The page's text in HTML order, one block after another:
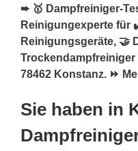
➨ 🥇 Dampfreiniger-
Reinigungexperte für
Reinigungsgeräte, 🤝
78462 Konstanz. ⏩
Sie haben in